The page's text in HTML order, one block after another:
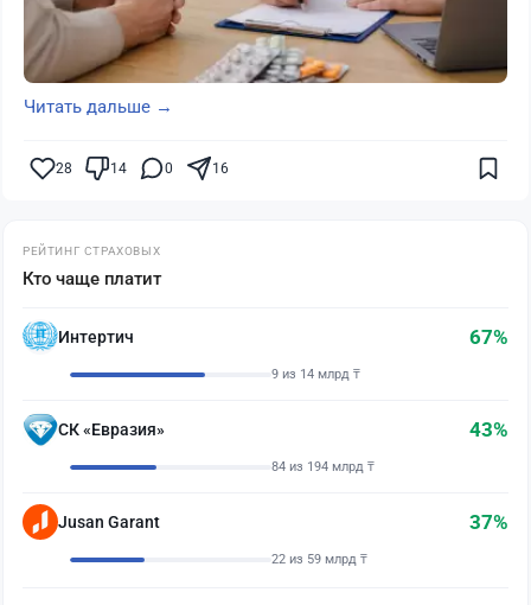
Читать дальше →
28 14 0 16
РЕЙТИНГ СТРАХОВЫХ
Кто чаще платит
Интертич 67%
9 из 14 млрд ₸
СК «Евразия» 43%
84 из 194 млрд ₸
Jusan Garant 37%
22 из 59 млрд ₸